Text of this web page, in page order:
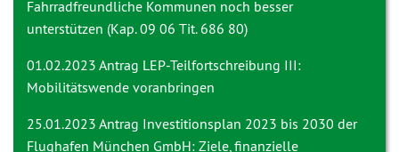
Fahrradfreundliche Kommunen noch besser
unterstützen (Kap. 09 06 Tit. 686 80)
01.02.2023 Antrag LEP-Teilfortschreibung III:
Mobilitätswende voranbringen
25.01.2023 Antrag Investitionsplan 2023 bis 2030 der
Flughafen München GmbH: Ziele, finanzielle